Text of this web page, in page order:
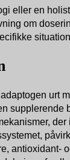
eller en
om
urt
supplerende
antioxidant-